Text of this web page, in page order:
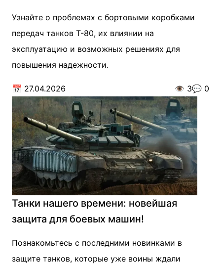
Узнайте о проблемах с бортовыми коробками
передач танков Т-80, их влиянии на
эксплуатацию и возможных решениях для
повышения надежности.
📅 27.04.2026 👁️ 3💬 0
Танки нашего времени: новейшая
защита для боевых машин!
Познакомьтесь с последними новинками в
защите танков, которые уже воины ждали